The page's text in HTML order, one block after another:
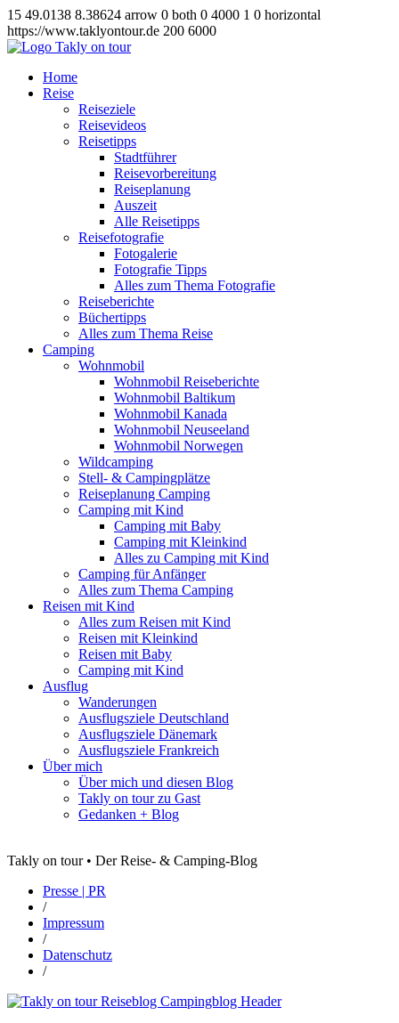
15 49.0138 8.38624 arrow 0 both 0 4000 1 0 horizontal
https://www.taklyontour.de 200 6000
Home
Reise
Reiseziele
Reisevideos
Reisetipps
Stadtführer
Reisevorbereitung
Reiseplanung
Auszeit
Alle Reisetipps
Reisefotografie
Fotogalerie
Fotografie Tipps
Alles zum Thema Fotografie
Reiseberichte
Büchertipps
Alles zum Thema Reise
Camping
Wohnmobil
Wohnmobil Reiseberichte
Wohnmobil Baltikum
Wohnmobil Kanada
Wohnmobil Neuseeland
Wohnmobil Norwegen
Wildcamping
Stell- & Campingplätze
Reiseplanung Camping
Camping mit Kind
Camping mit Baby
Camping mit Kleinkind
Alles zu Camping mit Kind
Camping für Anfänger
Alles zum Thema Camping
Reisen mit Kind
Alles zum Reisen mit Kind
Reisen mit Kleinkind
Reisen mit Baby
Camping mit Kind
Ausflug
Wanderungen
Ausflugsziele Deutschland
Ausflugsziele Dänemark
Ausflugsziele Frankreich
Über mich
Über mich und diesen Blog
Takly on tour zu Gast
Gedanken + Blog
Takly on tour • Der Reise- & Camping-Blog
Presse | PR
/
Impressum
/
Datenschutz
/